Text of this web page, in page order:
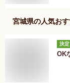
宮城県の人気お
決定
OK